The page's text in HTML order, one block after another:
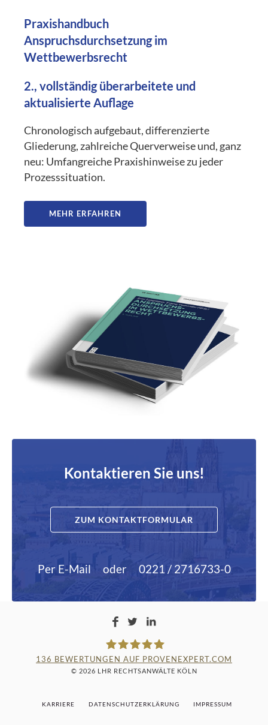
Praxishandbuch
Anspruchsdurchsetzung im
Wettbewerbsrecht
2., vollständig überarbeitete und
aktualisierte Auflage
Chronologisch aufgebaut, differenzierte
Gliederung, zahlreiche Querverweise und, ganz
neu: Umfangreiche Praxishinweise zu jeder
Prozesssituation.
MEHR ERFAHREN
Kontaktieren Sie uns!
ZUM KONTAKTFORMULAR
Per E-Mail oder 0221 / 2716733-0
136 BEWERTUNGEN AUF PROVENEXPERT.COM
© 2026 LHR RECHTSANWÄLTE KÖLN
KARRIERE DATENSCHUTZERKLÄRUNG IMPRESSUM